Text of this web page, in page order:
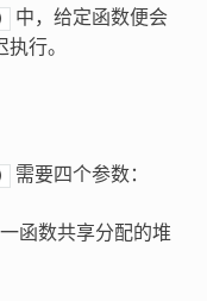
中，给定函数便会
行。
需要四个参数：
函数共享分配的堆